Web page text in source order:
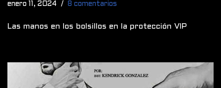
enero 11, 2024
8 comentarios
Las manos en los bolsillos en la protección VIP